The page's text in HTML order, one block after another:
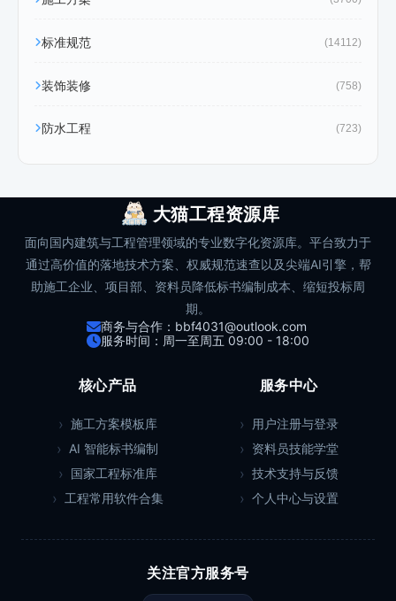
标准规范 (14112)
装饰装修 (758)
防水工程 (723)
大猫工程资源库
面向国内建筑与工程管理领域的专业数字化资源库。平台致力于
通过高价值的落地技术方案、权威规范速查以及尖端AI引擎，帮
助施工企业、项目部、资料员降低标书编制成本、缩短投标周
期。
商务与合作：bbf4031@outlook.com
服务时间：周一至周五 09:00 - 18:00
核心产品
施工方案模板库
AI 智能标书编制
国家工程标准库
工程常用软件合集
服务中心
用户注册与登录
资料员技能学堂
技术支持与反馈
个人中心与设置
关注官方服务号